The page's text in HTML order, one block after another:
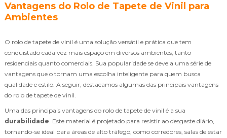
Vantagens do Rolo de Tapete de Vinil para
Ambientes
O rolo de tapete de vinil é uma solução versátil e prática que tem
conquistado cada vez mais espaço em diversos ambientes, tanto
residenciais quanto comerciais. Sua popularidade se deve a uma série de
vantagens que o tornam uma escolha inteligente para quem busca
qualidade e estilo. A seguir, destacamos algumas das principais vantagens
do rolo de tapete de vinil.
Uma das principais vantagens do rolo de tapete de vinil é a sua
durabilidade. Este material é projetado para resistir ao desgaste diário,
tornando-se ideal para áreas de alto tráfego, como corredores, salas de estar